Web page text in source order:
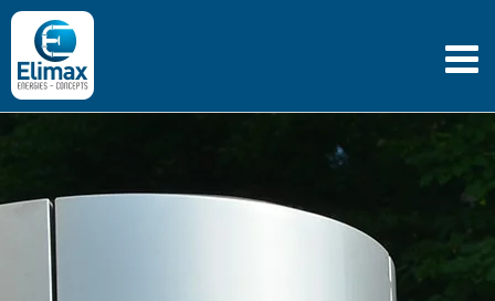
Passer
contenu